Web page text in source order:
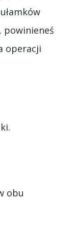
powinieneś
operacji
obu